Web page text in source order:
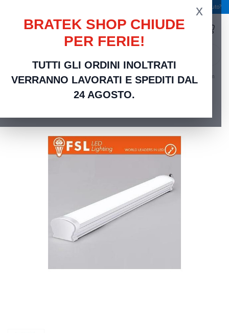
Serve aiuto?
x
BRATEK SHOP CHIUDE
PER FERIE!
TUTTI GLI ORDINI INOLTRATI
VERRANNO LAVORATI E SPEDITI DAL
24 AGOSTO.
Home Stock e Outlet Barra Plafoniera LED IP65 - luce naturale 4000K, 36w, 120cm